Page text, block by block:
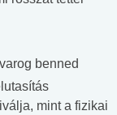
benned
mint a fizikai